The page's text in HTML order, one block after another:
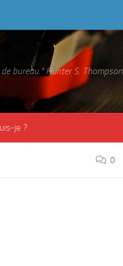
bureau." Hunter S. Thompson
je ?
0